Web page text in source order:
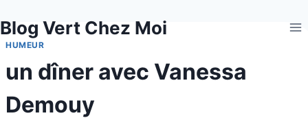
au
contenu
Blog Vert Chez Moi
HUMEUR
un dîner avec Vanessa
Demouy